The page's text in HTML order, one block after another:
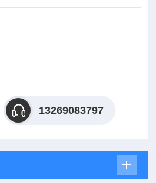
13269083797